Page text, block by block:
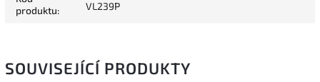
produktu: VL239P
SOUVISEJÍCÍ PRODUKTY